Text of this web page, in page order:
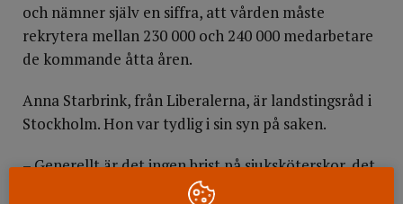
och nämner själv en siffra, att vården måste
rekrytera mellan 230 000 och 240 000 medarbetare
de kommande åtta åren.
Anna Starbrink, från Liberalerna, är landstingsråd i
Stockholm. Hon var tydlig i sin syn på saken.
– Generellt är det ingen brist på sjuksköterskor, det
vågar jag säga, säger hon.